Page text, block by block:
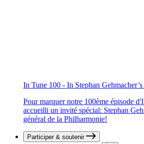
In Tune 100 - In Stephan
Pour marquer notre 100ème épisode
accueilli un invité spécial: Stephan
général de la Philharmonie!
Participer & soutenir